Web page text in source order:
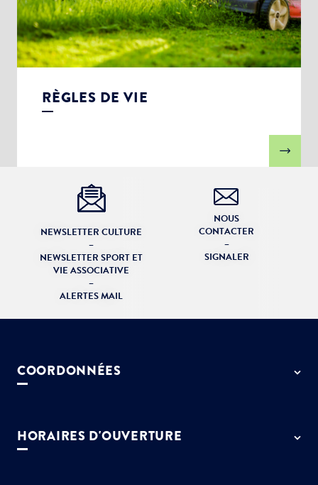
RÈGLES DE VIE
NEWSLETTER CULTURE
–
NEWSLETTER SPORT ET
VIE ASSOCIATIVE
–
ALERTES MAIL
NOUS
CONTACTER
–
SIGNALER
COORDONNÉES
01 64 13 55 55
HORAIRES D'OUVERTURE